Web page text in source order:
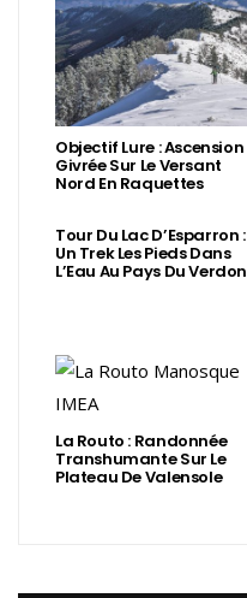
Objectif Lure : Ascension
Givrée Sur Le Versant
Nord En Raquettes
Tour Du Lac D’Esparron :
Un Trek Les Pieds Dans
L’Eau Au Pays Du Verdon
La Routo : Randonnée
Transhumante Sur Le
Plateau De Valensole